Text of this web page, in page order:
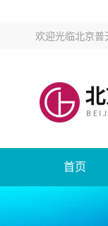
欢迎光临北京普
首页